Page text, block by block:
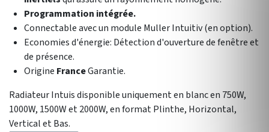
Programmation intégrée.
Connectable avec un module Muller Intuitiv (en option).
Economies d'énergie: Détection d'ouverture de fenêtre et
de présence.
Origine FranceGarantie.
Radiateur Intuis disponible uniquement en blanc en 750W,
1000W, 1500W et 2000W, en format Plinthe, Horizontal,
Vertical et Bas.